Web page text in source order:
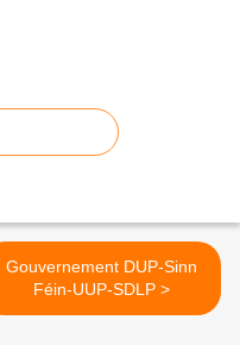
Gouvernement DUP-Sinn
Féin-UUP-SDLP >